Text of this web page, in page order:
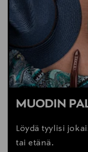
MUODIN
Löydä tyylisi
tai etänä.